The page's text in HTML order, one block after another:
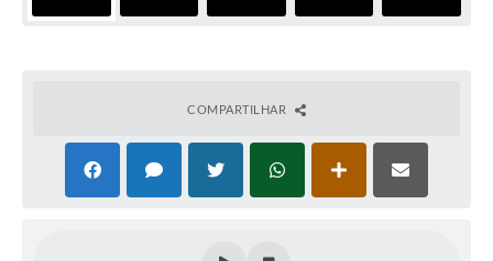
COMPARTILHAR